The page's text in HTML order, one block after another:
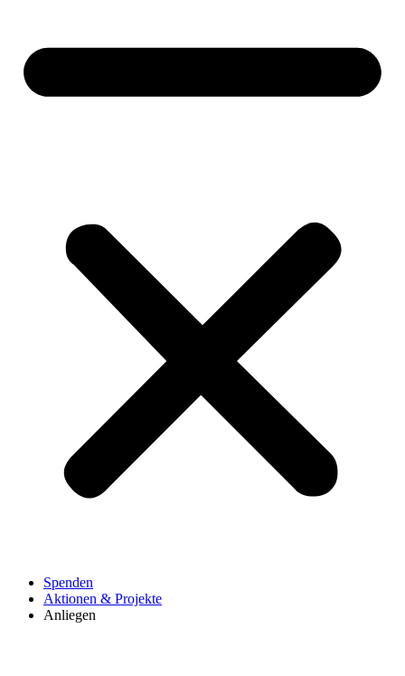
Spenden
Aktionen & Projekte
Anliegen